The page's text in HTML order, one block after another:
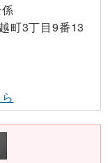
町3丁目9番13